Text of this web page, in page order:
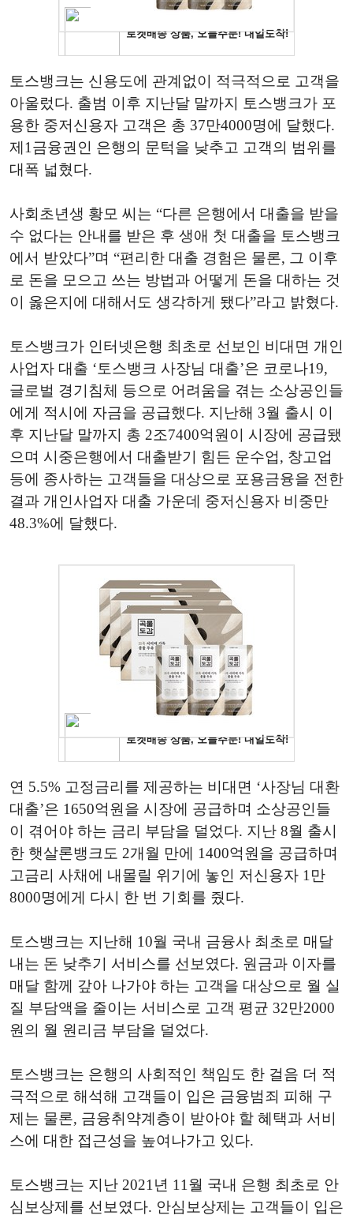
토스뱅크는 신용도에 관계없이 적극적으로 고객을
아울렀다. 출범 이후 지난달 말까지 토스뱅크가 포
용한 중저신용자 고객은 총 37만4000명에 달했다.
제1금융권인 은행의 문턱을 낮추고 고객의 범위를
대폭 넓혔다.
사회초년생 황모 씨는 “다른 은행에서 대출을 받을
수 없다는 안내를 받은 후 생애 첫 대출을 토스뱅크
에서 받았다”며 “편리한 대출 경험은 물론, 그 이후
로 돈을 모으고 쓰는 방법과 어떻게 돈을 대하는 것
이 옳은지에 대해서도 생각하게 됐다”라고 밝혔다.
토스뱅크가 인터넷은행 최초로 선보인 비대면 개인
사업자 대출 ‘토스뱅크 사장님 대출’은 코로나19,
글로벌 경기침체 등으로 어려움을 겪는 소상공인들
에게 적시에 자금을 공급했다. 지난해 3월 출시 이
후 지난달 말까지 총 2조7400억원이 시장에 공급됐
으며 시중은행에서 대출받기 힘든 운수업, 창고업
등에 종사하는 고객들을 대상으로 포용금융을 전한
결과 개인사업자 대출 가운데 중저신용자 비중만
48.3%에 달했다.
연 5.5% 고정금리를 제공하는 비대면 ‘사장님 대환
대출’은 1650억원을 시장에 공급하며 소상공인들
이 겪어야 하는 금리 부담을 덜었다. 지난 8월 출시
한 햇살론뱅크도 2개월 만에 1400억원을 공급하며
고금리 사채에 내몰릴 위기에 놓인 저신용자 1만
8000명에게 다시 한 번 기회를 줬다.
토스뱅크는 지난해 10월 국내 금융사 최초로 매달
내는 돈 낮추기 서비스를 선보였다. 원금과 이자를
매달 함께 갚아 나가야 하는 고객을 대상으로 월 실
질 부담액을 줄이는 서비스로 고객 평균 32만2000
원의 월 원리금 부담을 덜었다.
토스뱅크는 은행의 사회적인 책임도 한 걸음 더 적
극적으로 해석해 고객들이 입은 금융범죄 피해 구
제는 물론, 금융취약계층이 받아야 할 혜택과 서비
스에 대한 접근성을 높여나가고 있다.
토스뱅크는 지난 2021년 11월 국내 은행 최초로 안
심보상제를 선보였다. 안심보상제는 고객들이 입은